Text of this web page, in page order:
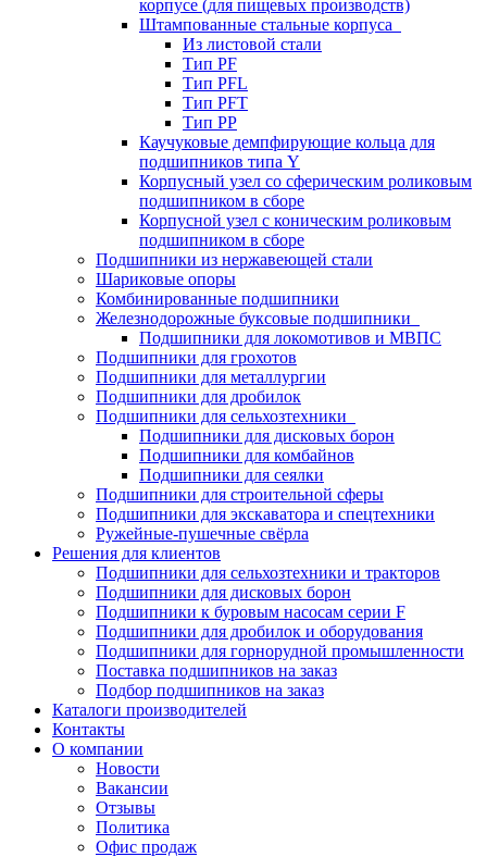
корпусе (для пищевых производств)
Штампованные стальные корпуса
Из листовой стали
Тип PF
Тип PFL
Тип PFT
Тип PP
Каучуковые демпфирующие кольца для
подшипников типа Y
Корпусный узел со сферическим роликовым
подшипником в сборе
Корпусной узел с коническим роликовым
подшипником в сборе
Подшипники из нержавеющей стали
Шариковые опоры
Комбинированные подшипники
Железнодорожные буксовые подшипники
Подшипники для локомотивов и МВПС
Подшипники для грохотов
Подшипники для металлургии
Подшипники для дробилок
Подшипники для сельхозтехники
Подшипники для дисковых борон
Подшипники для комбайнов
Подшипники для сеялки
Подшипники для строительной сферы
Подшипники для экскаватора и спецтехники
Ружейные-пушечные свёрла
Решения для клиентов
Подшипники для сельхозтехники и тракторов
Подшипники для дисковых борон
Подшипники к буровым насосам серии F
Подшипники для дробилок и оборудования
Подшипники для горнорудной промышленности
Поставка подшипников на заказ
Подбор подшипников на заказ
Каталоги производителей
Контакты
О компании
Новости
Вакансии
Отзывы
Политика
Офис продаж